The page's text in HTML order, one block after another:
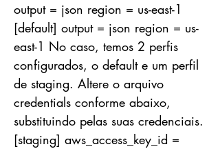
output = json region = us-east-1
[default] output = json region = us-
east-1 No caso, temos 2 perfis
configurados, o default e um perfil
de staging. Altere o arquivo
credentials conforme abaixo,
substituindo pelas suas credenciais.
[staging] aws_access_key_id =